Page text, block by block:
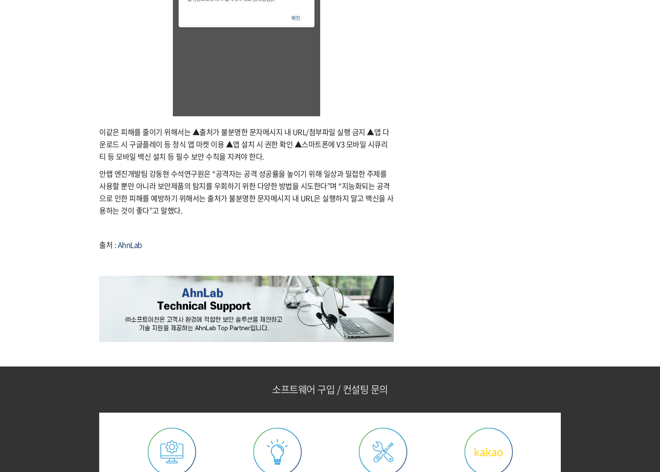
이같은 피해를 줄이기 위해서는 ▲출처가 불분명한 문자메시지 내 URL/첨부파일 실행 금지 ▲앱 다
운로드 시 구글플레이 등 정식 앱 마켓 이용 ▲앱 설치 시 권한 확인 ▲스마트폰에 V3 모바일 시큐리
티 등 모바일 백신 설치 등 필수 보안 수칙을 지켜야 한다.
안랩 엔진개발팀 강동현 수석연구원은 “공격자는 공격 성공률을 높이기 위해 일상과 밀접한 주제를
사용할 뿐만 아니라 보안제품의 탐지를 우회하기 위한 다양한 방법을 시도한다”며 “지능화되는 공격
으로 인한 피해를 예방하기 위해서는 출처가 불분명한 문자메시지 내 URL은 실행하지 말고 백신을 사
용하는 것이 좋다”고 말했다.
출처 :AhnLab
소프트웨어 구입 / 컨설팅 문의